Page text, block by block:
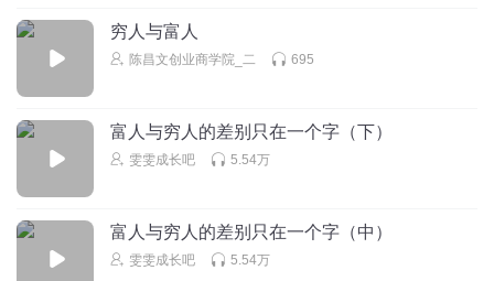
穷人与富人
陈昌文创业商学院_二 695
富人与穷人的差别只在一个字（下）
雯雯成长吧 5.54万
富人与穷人的差别只在一个字（中）
雯雯成长吧 5.54万